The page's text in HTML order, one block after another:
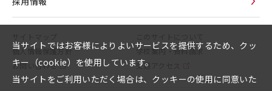
個人情報保護方針
学校案内・資料請求
お問い合わせ
交通アクセス
当サイトではお客様によりよいサービスを提供するため、クッ
キー（cookie）を使用しています。
当サイトをご利用いただく場合は、クッキーの使用に同意いた